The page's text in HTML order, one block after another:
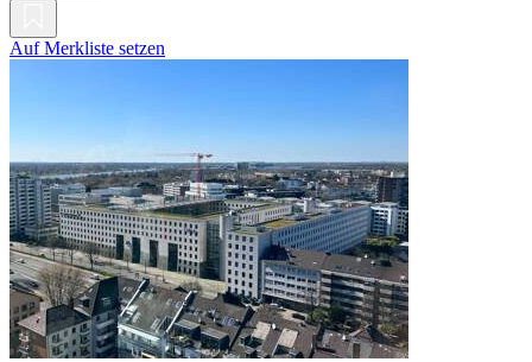
Auf Merkliste setzen